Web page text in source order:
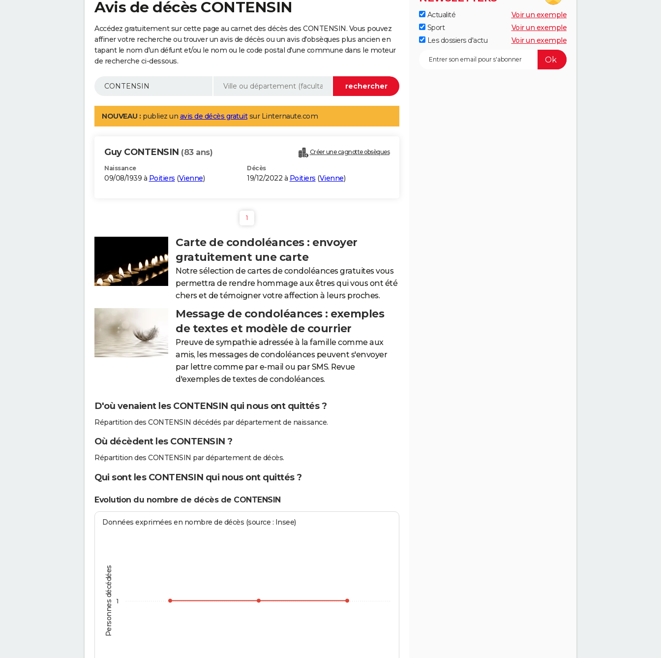
Avis de décès CONTENSIN
Accédez gratuitement sur cette page au carnet des décès des CONTENSIN. Vous pouvez
affiner votre recherche ou trouver un avis de décès ou un avis d'obsèques plus ancien en
tapant le nom d'un défunt et/ou le nom ou le code postal d'une commune dans le moteur
de recherche ci-dessous.
NOUVEAU : publiez un avis de décès gratuitsur Linternaute.com
Guy CONTENSIN (83 ans) Créer une cagnotte obsèques
Naissance
09/08/1939 à Poitiers (Vienne)
Décès
19/12/2022 à Poitiers (Vienne)
1
Carte de condoléances : envoyer
gratuitement une carte
Notre sélection de cartes de condoléances gratuites vous
permettra de rendre hommage aux êtres qui vous ont été
chers et de témoigner votre affection à leurs proches.
Message de condoléances : exemples
de textes et modèle de courrier
Preuve de sympathie adressée à la famille comme aux
amis, les messages de condoléances peuvent s'envoyer
par lettre comme par e-mail ou par SMS. Revue
d'exemples de textes de condoléances.
D'où venaient les CONTENSIN qui nous ont quittés ?
Répartition des CONTENSIN décédés par département de naissance.
Où décèdent les CONTENSIN ?
Répartition des CONTENSIN par département de décès.
Qui sont les CONTENSIN qui nous ont quittés ?
Evolution du nombre de décès de CONTENSIN
Personnes décédées
Données exprimées en nombre de décès (source : Insee)
1
Actualité
Voir un exemple
Sport
Voir un exemple
Les dossiers d'actu
Voir un exemple